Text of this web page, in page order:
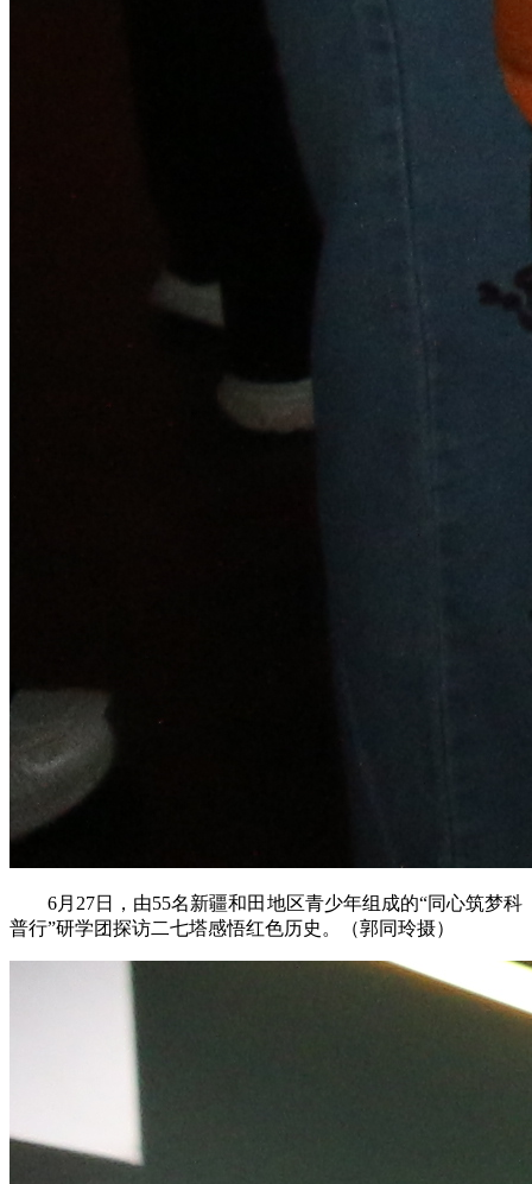
6月27日，由55名新疆和田地区青少年组成的“同心筑梦科
普行”研学团探访二七塔感悟红色历史。（郭同玲摄）